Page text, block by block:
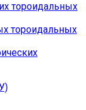
тороидальных
тороидальных